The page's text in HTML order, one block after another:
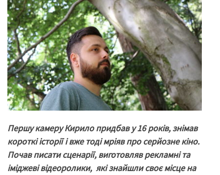
Першу камеруКирилопридбаву16 років,знімав
короткі історії і вже тоді мріяв просерйозне кіно.
Почав писати сценарії, виготовляв рекламні та
іміджеві відеоролики, які знайшли своє місце на